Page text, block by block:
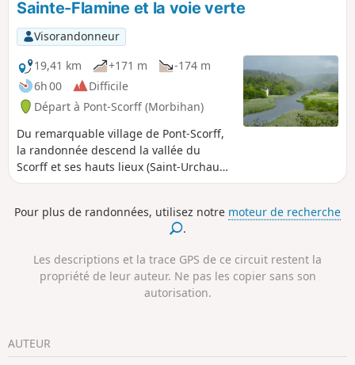
flânez dans les ruelles, découvrez la
Cour des Métiers d'Art et ses artisans,
les espaces d'art contemporain, les
jardins aménagés de cette ville
labellisée Petite Cité de Caractère.
Sainte-Flamine et la voie verte
Visorandonneur
19,41 km
+171 m
-174 m
6h 00
Difficile
Départ à Pont-Scorff (Morbihan)
Du remarquable village de Pont-Scorff,
la randonnée descend la vallée du
Scorff et ses hauts lieux (Saint-Urchaud,
Rocher du Corbeau), puis parcourt des
nombreuses chapelles marquant les
différents hameaux traversés.
Pour plus de randonnées, utilisez notre moteur de recherche
.
Les descriptions et la trace GPS de ce circuit restent la
propriété de leur auteur. Ne pas les copier sans son
autorisation.
AUTEUR